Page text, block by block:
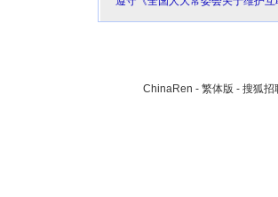
ChinaRen - 繁体版 - 搜狐招